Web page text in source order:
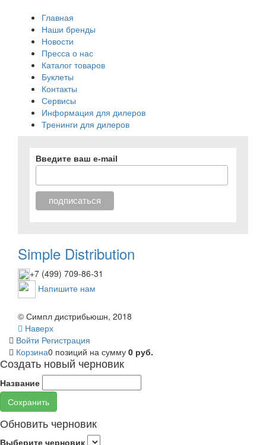
Главная
Наши бренды
Новости
Пресса о нас
Каталог товаров
Буклеты
Контакты
Сервисы
Информация для дилеров
Тренинги для дилеров
Введите ваш e-mail
Simple Distribution
+7 (499) 709-86-31
Напишите нам
© Симпл дистрибьюшн, 2018
Наверх
Войти Регистрация
Корзина0 позиций на сумму 0 руб.
Создать новый черновик
Название
Сохранить
Обновить черновик
Выберите черновик